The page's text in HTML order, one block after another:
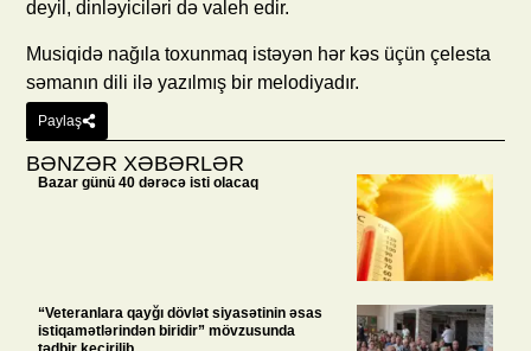
deyil, dinləyiciləri də valeh edir.
Musiqidə nağıla toxunmaq istəyən hər kəs üçün çelesta
səmanın dili ilə yazılmış bir melodiyadır.
Paylaş
BƏNZƏR XƏBƏRLƏR
Bazar günü 40 dərəcə isti olacaq
“Veteranlara qayğı dövlət siyasətinin əsas
istiqamətlərindən biridir” mövzusunda